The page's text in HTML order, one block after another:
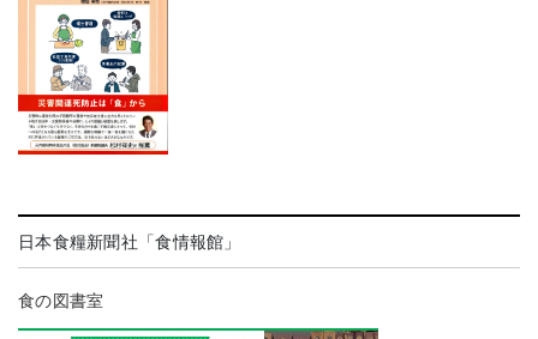
日本食糧新聞社「食情報館」
食の図書室